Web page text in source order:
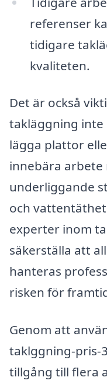
referenser
tidigare
kvaliteten.
Det är också
takläggning
lägga plattor
innebära arbete
underliggande
och
experter inom
säkerställa att
hanteras
risken för
Genom att
taklggning-pris-
tillgång till flera